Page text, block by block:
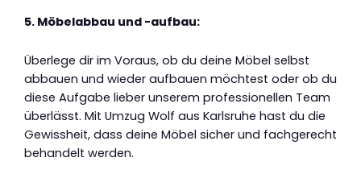
5. Möbelabbau und -aufbau:
Überlege dir im Voraus, ob du deine Möbel selbst
abbauen und wieder aufbauen möchtest oder ob du
diese Aufgabe lieber unserem professionellen Team
überlässt. Mit Umzug Wolf aus Karlsruhe hast du die
Gewissheit, dass deine Möbel sicher und fachgerecht
behandelt werden.